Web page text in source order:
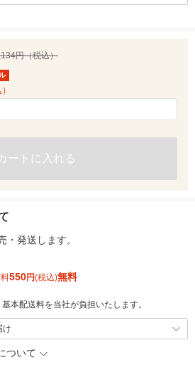
円（税込）
ートに入れる
・発送します。
550円(税込)無料
本配送料を当社が負担いたします。
け
ついて